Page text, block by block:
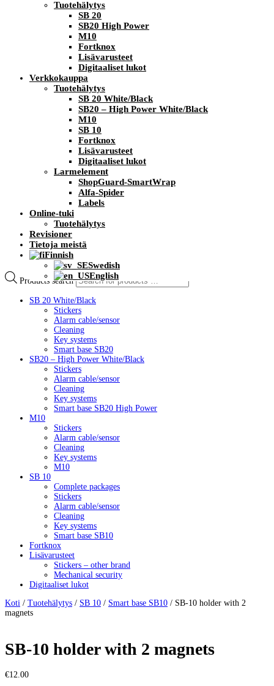
Tuotehälytys
SB 20
SB20 High Power
M10
Fortknox
Lisävarusteet
Digitaaliset lukot
Verkkokauppa
Tuotehälytys
SB 20 White/Black
SB20 – High Power White/Black
M10
SB 10
Fortknox
Lisävarusteet
Digitaaliset lukot
Larmelement
ShopGuard-SmartWrap
Alfa-Spider
Labels
Online-tuki
Tuotehälytys
Revisioner
Tietoja meistä
Finnish
Swedish
English
Products search
SB 20 White/Black
Stickers
Alarm cable/sensor
Cleaning
Key systems
Smart base SB20
SB20 – High Power White/Black
Stickers
Alarm cable/sensor
Cleaning
Key systems
Smart base SB20 High Power
M10
Stickers
Alarm cable/sensor
Cleaning
Key systems
M10
SB 10
Complete packages
Stickers
Alarm cable/sensor
Cleaning
Key systems
Smart base SB10
Fortknox
Lisävarusteet
Stickers – other brand
Mechanical security
Digitaaliset lukot
Koti / Tuotehälytys / SB 10 / Smart base SB10 / SB-10 holder with 2
magnets
SB-10 holder with 2 magnets
€12.00